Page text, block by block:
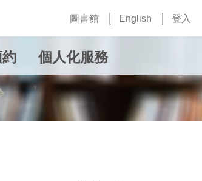
圖書館 English 登入
個人化服務